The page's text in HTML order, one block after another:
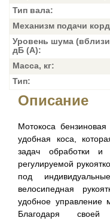
Тип вала:
Механизм подачи
Уровень шума
дБ (А):
Масса, кг:
Тип:
Описание
Мотокоса
удобная коса,
задач обработки
регулируемой
под
велосипедная
удобное управление
Благодаря